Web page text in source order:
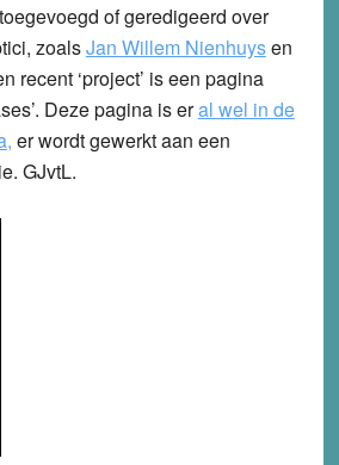
of geredigeerd over
zoalsJan Willem Nienhuysen
recent ‘project’ is een pagina
Deze pagina is eral wel in de
er wordt gewerkt aan een
GJvtL.